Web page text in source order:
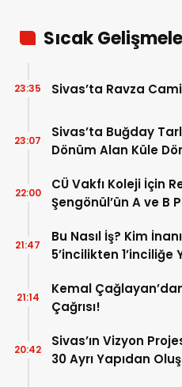
Sıcak
Sivas’ta Ravza
23:35
Sivas’ta Buğday
Dönüm Alan Küle
23:07
CÜ Vakfı Koleji İçin
Şengönül’ün A ve B
22:00
Bu Nasıl İş? Kim
5’incilikten 1’inciliğe
21:47
Kemal
Çağrısı!
21:14
Sivas’ın Vizyon
30 Ayrı Yapıdan
20:42